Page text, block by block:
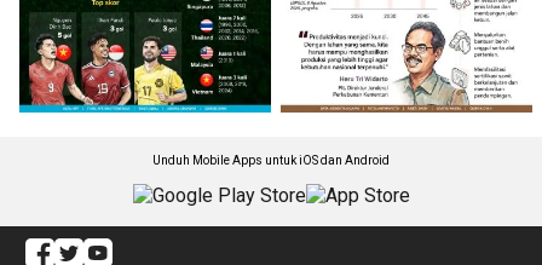
Unduh Mobile Apps untuk iOS dan Android